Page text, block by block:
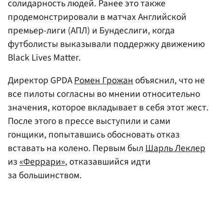
солидарность людей. Ранее это также
продемонстрировали в матчах Английской
премьер-лиги (АПЛ) и Бундеслиги, когда
футболисты выказывали поддержку движению
Black Lives Matter.
Директор GPDAРомен Грожанобъяснил, что не
все пилоты согласны во мнении относительно
значения, которое вкладывает в себя этот жест.
После этого в прессе выступили и сами
гонщики, попытавшись обосновать отказ
вставать на колено. Первым былШарль Леклер
из«Феррари», отказавшийся идти
за большинством.